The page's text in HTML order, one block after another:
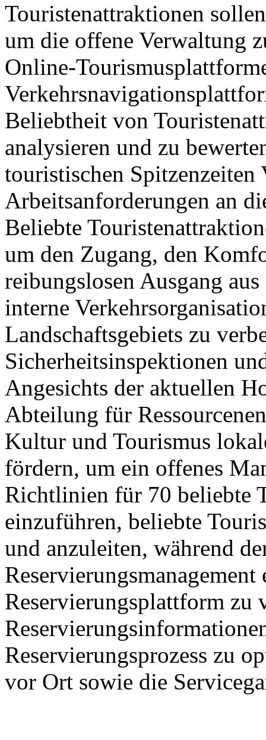
Touristenattraktionen
um die offene Verwaltung
Online-
Beliebtheit von
analysieren und zu
touristischen Spitzenzeiten
Arbeitsanforderungen an
Beliebte
um den Zugang, den
reibungslosen Ausgang
interne
Landschaftsgebiets zu
Sicherheitsinspektionen
Angesichts der aktuellen
Abteilung für
Kultur und Tourismus
fördern, um ein offenes
Richtlinien für 70 beliebte
einzuführen, beliebte
und anzuleiten, während
Reservierungsplattform zu
Reservierungsprozess zu
vor Ort sowie die